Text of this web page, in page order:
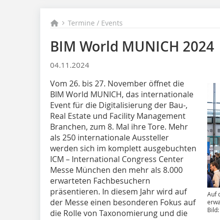
Termine / Events
BIM World MUNICH 2024
04.11.2024
Auf
Vom 26. bis 27. November öffnet die
BIM World MUNICH, das internationale
Event für die Digitalisierung der Bau-,
Real Estate und Facility Management
Branchen, zum 8. Mal ihre Tore. Mehr
als 250 internationale Aussteller
werden sich im komplett ausgebuchten
ICM – International Congress Center
Messe München den mehr als 8.000
erwarteten Fachbesuchern
präsentieren. In diesem Jahr wird auf
der Messe einen besonderen Fokus auf
die Rolle von Taxonomierung und die